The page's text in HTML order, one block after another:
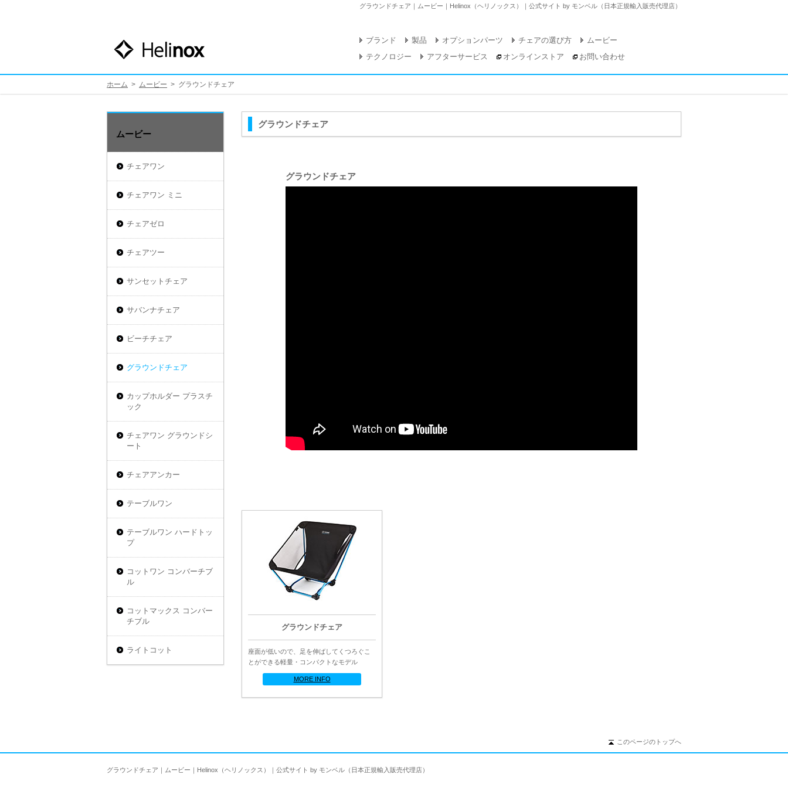
グラウンドチェア｜ムービー｜Helinox（ヘリノックス）｜公式サイト by モンベル（日本正規輸入販売代理店）
ブランド 製品 オプションパーツ チェアの選び方
ムービー
テクノロジー
アフターサービス オンラインストア お問い合わせ
ホーム > ムービー > グラウンドチェア
グラウンドチェア
グラウンドチェア
グラウンドチェア
座面が低いので、足を伸ばしてくつろぐこ
とができる軽量・コンパクトなモデル
MORE INFO
ムービー
チェアワン
チェアワン ミニ
チェアゼロ
チェアツー
サンセットチェア
サバンナチェア
ビーチチェア
グラウンドチェア
カップホルダー プラスチ
ック
チェアワン グラウンドシ
ート
チェアアンカー
テーブルワン
テーブルワン ハードトッ
プ
コットワン コンバーチブ
ル
コットマックス コンバー
チブル
ライトコット
このページのトップへ
グラウンドチェア｜ムービー｜Helinox（ヘリノックス）｜公式サイト by モンベル（日本正規輸入販売代理店）